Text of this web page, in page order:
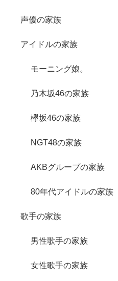
声優の家族
アイドルの家族
モーニング娘。
乃木坂46の家族
欅坂46の家族
NGT48の家族
AKBグループの家族
80年代アイドルの家族
歌手の家族
男性歌手の家族
女性歌手の家族